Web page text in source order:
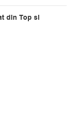
din Top si